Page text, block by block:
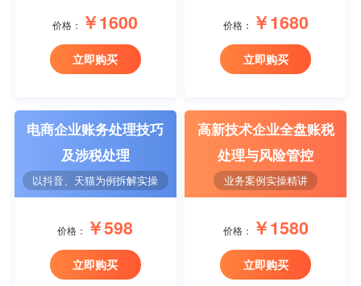
价格： ￥1600
立即购买
价格： ￥1680
立即购买
电商企业账务处理技巧
及涉税处理
以抖音、天猫为例拆解实操
价格： ￥598
立即购买
高新技术企业全盘账税
处理与风险管控
业务案例实操精讲
价格： ￥1580
立即购买